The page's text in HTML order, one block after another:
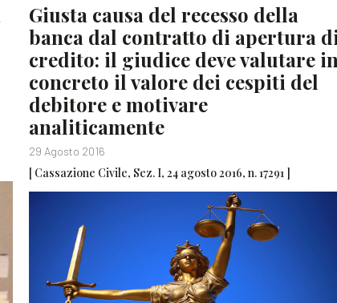
Giusta causa del recesso della
banca dal contratto di apertura di
credito: il giudice deve valutare in
concreto il valore dei cespiti del
debitore e motivare
analiticamente
29 Agosto 2016
[ Cassazione Civile, Sez. I, 24 agosto 2016, n. 17291 ]